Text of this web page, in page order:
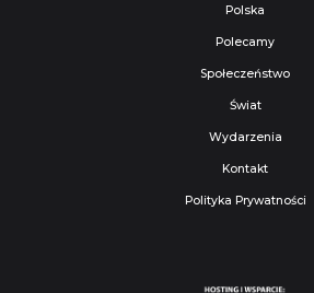
Polska
Polecamy
Społeczeństwo
Świat
Wydarzenia
Kontakt
Polityka Prywatności